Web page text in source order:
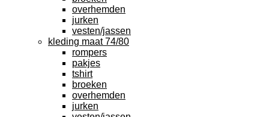
overhemden
jurken
vesten/jassen
kleding maat 74/80
rompers
pakjes
tshirt
broeken
overhemden
jurken